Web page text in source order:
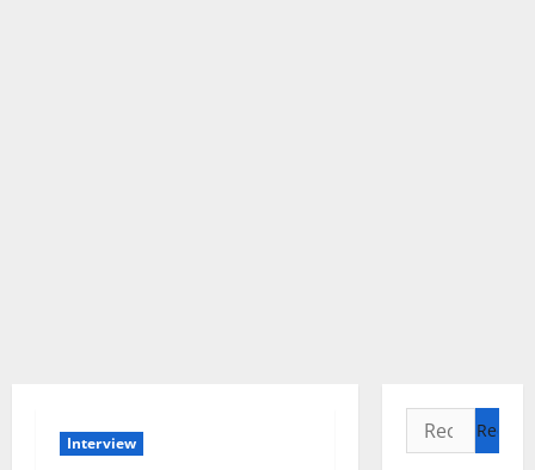
Interview
Rechercher :